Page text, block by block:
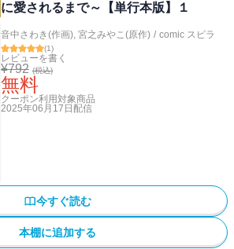
に愛されるまで～【単行本版】１
音中さわき(作画), 宮之みやこ(原作) / comic スピラ
(1)
レビューを書く
¥792 (税込)
無料
クーポン利用対象商品
2025年06月17日 配信
今すぐ読む
本棚に追加する